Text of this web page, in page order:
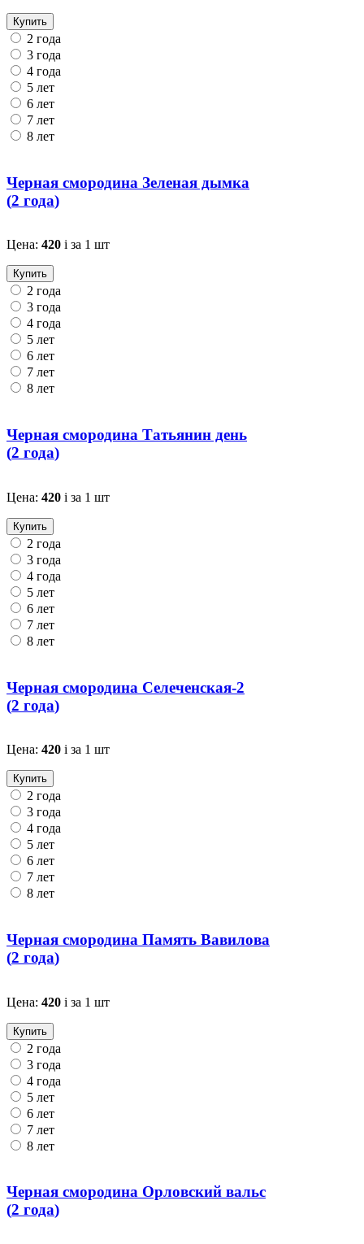
Купить
2 года
3 года
4 года
5 лет
6 лет
7 лет
8 лет
Черная смородина Зеленая дымка
(2 года)
Цена: 420 i за 1 шт
Купить
2 года
3 года
4 года
5 лет
6 лет
7 лет
8 лет
Черная смородина Татьянин день
(2 года)
Цена: 420 i за 1 шт
Купить
2 года
3 года
4 года
5 лет
6 лет
7 лет
8 лет
Черная смородина Селеченская-2
(2 года)
Цена: 420 i за 1 шт
Купить
2 года
3 года
4 года
5 лет
6 лет
7 лет
8 лет
Черная смородина Память Вавилова
(2 года)
Цена: 420 i за 1 шт
Купить
2 года
3 года
4 года
5 лет
6 лет
7 лет
8 лет
Черная смородина Орловский вальс
(2 года)